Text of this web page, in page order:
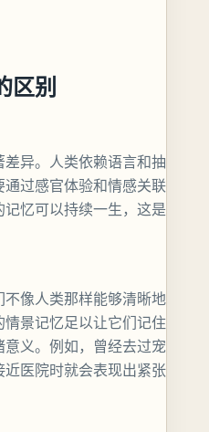
区别
异。人类依赖语言和抽
过感官体验和情感关联
忆可以持续一生，这是
像人类那样能够清晰地
景记忆足以让它们记住
义。例如，曾经去过宠
医院时就会表现出紧张